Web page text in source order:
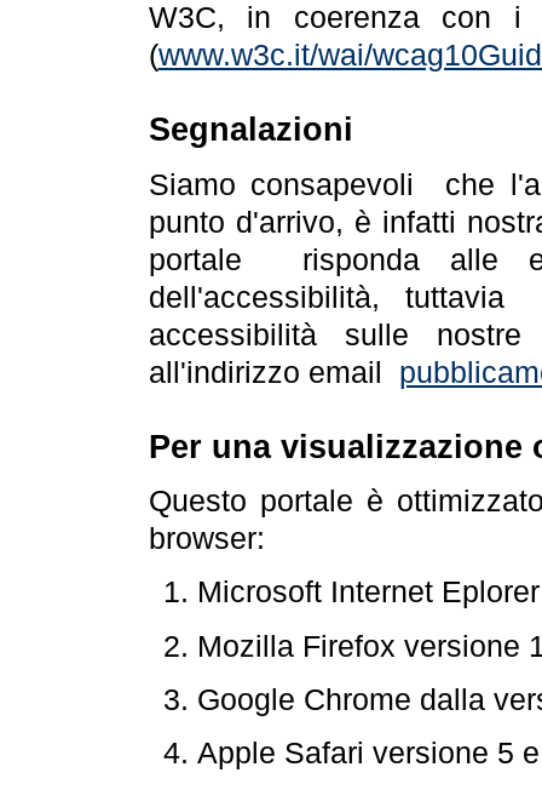
W3C, in coerenza con i
(www.w3c.it/wai/
Segnalazioni
Siamo consapevoli che
punto d'arrivo, è infatti
portale risponda alle
dell'accessibilità,
accessibilità sulle
all'indirizzo email
Per una visualizzazione
Questo portale è
browser:
Microsoft Internet
Mozilla Firefox versione
Google Chrome dalla
Apple Safari versione 5